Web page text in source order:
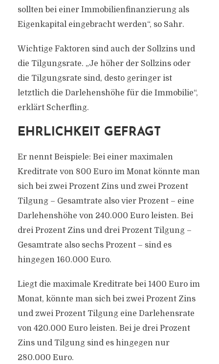
sollten bei einer Immobilienfinanzierung als
Eigenkapital eingebracht werden“, so Sahr.
Wichtige Faktoren sind auch der Sollzins und
die Tilgungsrate. „Je höher der Sollzins oder
die Tilgungsrate sind, desto geringer ist
letztlich die Darlehenshöhe für die Immobilie“,
erklärt Scherfling.
EHRLICHKEIT GEFRAGT
Er nennt Beispiele: Bei einer maximalen
Kreditrate von 800 Euro im Monat könnte man
sich bei zwei Prozent Zins und zwei Prozent
Tilgung – Gesamtrate also vier Prozent – eine
Darlehenshöhe von 240.000 Euro leisten. Bei
drei Prozent Zins und drei Prozent Tilgung –
Gesamtrate also sechs Prozent – sind es
hingegen 160.000 Euro.
Liegt die maximale Kreditrate bei 1400 Euro im
Monat, könnte man sich bei zwei Prozent Zins
und zwei Prozent Tilgung eine Darlehensrate
von 420.000 Euro leisten. Bei je drei Prozent
Zins und Tilgung sind es hingegen nur
280.000 Euro.